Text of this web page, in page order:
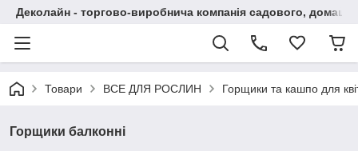
Деколайн - торгово-виробнича компанія садового,
Товари ВСЕ ДЛЯ РОСЛИН Горщики та кашпо для
Горщики балконні